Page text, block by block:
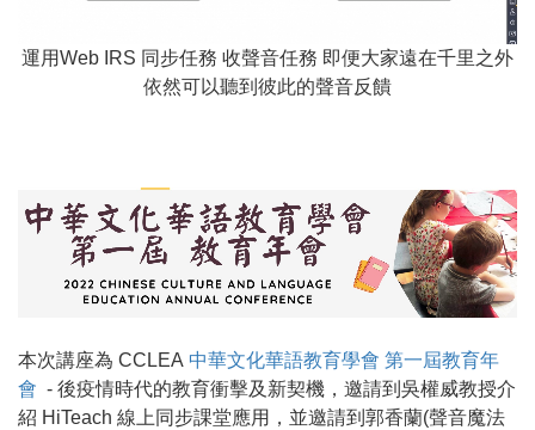
運用Web IRS 同步任務 收聲音任務 即便大家遠在千里之外
依然可以聽到彼此的聲音反饋
本次講座為 CCLEA 中華文化華語教育學會 第一屆教育年
會 - 後疫情時代的教育衝擊及新契機，邀請到吳權威教授介
紹 HiTeach 線上同步課堂應用，並邀請到郭香蘭(聲音魔法